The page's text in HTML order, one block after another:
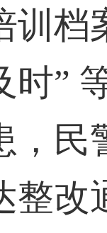
训档
时”
，民
整改